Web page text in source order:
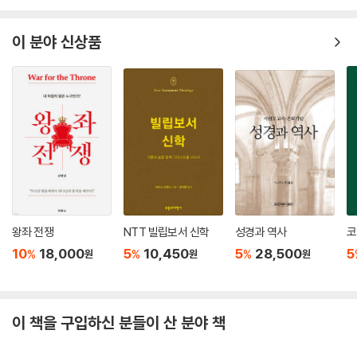
--- p.249
수많은 생명은 다른 피조물을 위한 보상(ransom)을 위하여 그들의 고유
한 삶을 포기하였다. 이러한 점에서 예수는 자연 질서의 예외가 아니라, 그
정점을 보여주는 핵심 사례가 된다. 그리고 이러한 고난을 통해 기쁨에 도
달하는 능력은 기독교 최고의 창발이며 정수이다. 사실 우리 문화와 사회
적 공론 장에서 자기를 비우고 타자와의 관계에서 자신의 행위를 상대화하
는 능력은 더불어 사는 생명 공동체의 존재론적 기초를 구성한다. 케노시
스의 사유는 그리스도교의 비움의 사랑을 우리 시대의 종교, 사회, 생명,
우주의 질서 속에서 더욱 유용하게 재현하는 지적 유산이다.
--- p.280
이 분야 신상품
왕좌 전쟁
10% 18,000원
NTT 빌립보서 신학
5% 10,450원
성경과 역사
5% 28,500원 5
이 책을 구입하신 분들이 산 분야 책